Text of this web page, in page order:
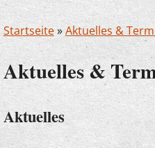
Startseite»Aktuelles &
Aktuelles &
Aktuelles